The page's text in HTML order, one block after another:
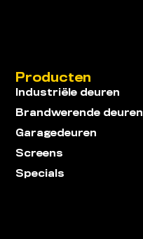
Producten
Industriële deuren
Brandwerende deuren
Garagedeuren
Screens
Specials